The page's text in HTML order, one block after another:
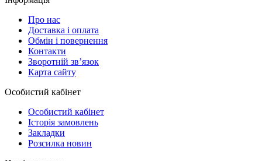
Про нас
Доставка і оплата
Обмін і повернення
Контакти
Зворотній зв’язок
Карта сайту
Особистий кабінет
Особистий кабінет
Історія замовлень
Закладки
Розсилка новин